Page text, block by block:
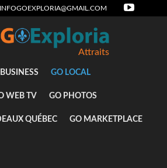
INFOGOEXPLORIA@GMAIL.COM
Attraits
GO LOCAL
WEB TV GO PHOTOS
QUÉBEC GO MARKETPLACE